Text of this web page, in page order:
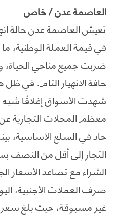
العاصمة عدن / خاص
تعيش العاصمة عدن حالة
في قيمة العملة الوطنية،
ضربت جميع مناحي الحياة،
حافة الانهيار التام. في ظل
شهدت الأسواق إغلاقًا
معظم المحلات
حاد في السلع الأساسية،
التجار إلى أقل من
الشراء مع تصاعد الأسعار
صرف العملات الأجنبية،